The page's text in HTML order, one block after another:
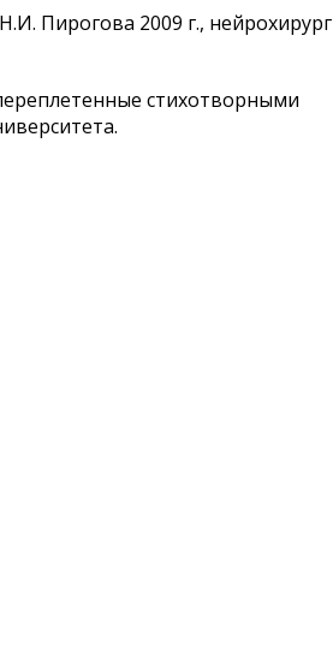
Пирогова 2009 г., нейрохирург
стихотворными